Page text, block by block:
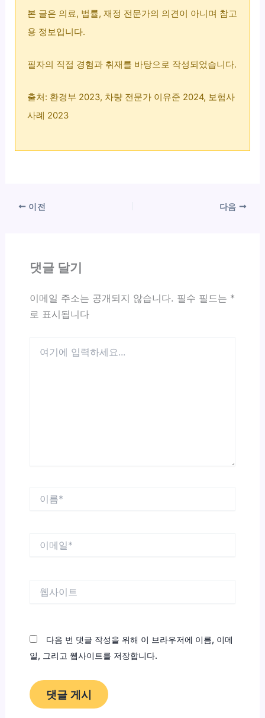
본 글은 의료, 법률, 재정 전문가의 의견이 아니며 참고
용 정보입니다.
필자의 직접 경험과 취재를 바탕으로 작성되었습니다.
출처: 환경부 2023, 차량 전문가 이유준 2024, 보험사
사례 2023
이전 다음
댓글 달기
이메일 주소는 공개되지 않습니다. 필수 필드는 *
로 표시됩니다
다음 번 댓글 작성을 위해 이 브라우저에 이름, 이메
일, 그리고 웹사이트를 저장합니다.